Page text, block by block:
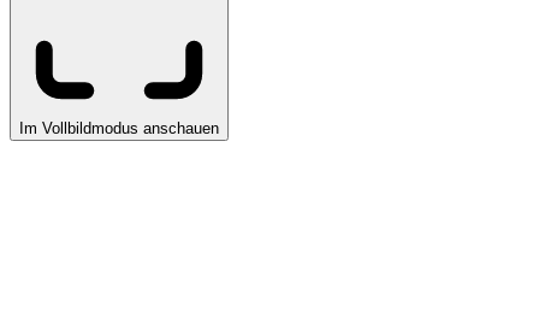
Im Vollbildmodus anschauen